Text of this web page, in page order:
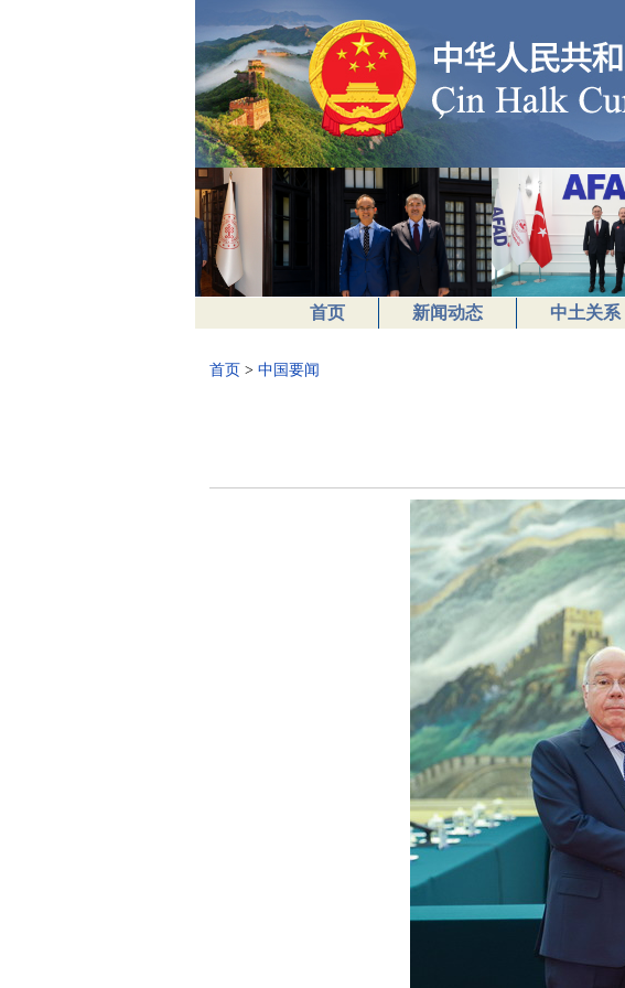
首页 新闻动态 中土关系
首页 > 中国要闻